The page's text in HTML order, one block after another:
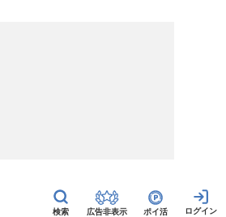
広告非表示 ポイ活